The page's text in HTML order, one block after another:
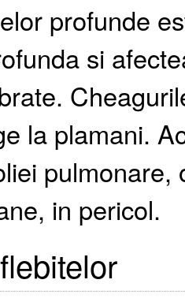
profunde
si
la plamani.
in pericol.